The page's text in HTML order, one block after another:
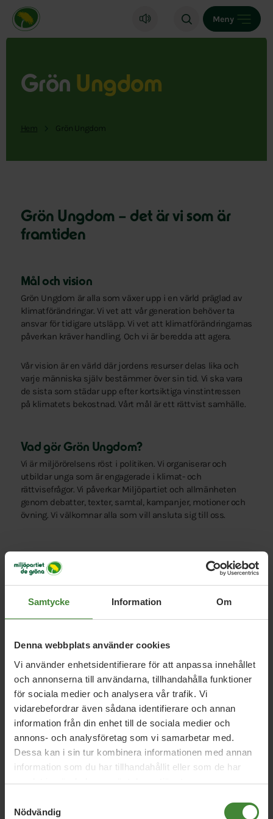
Samtycke Information Om
Denna webbplats använder cookies
Vi använder enhetsidentifierare för att anpassa innehållet
och annonserna till användarna, tillhandahålla funktioner
för sociala medier och analysera vår trafik. Vi
vidarebefordrar även sådana identifierare och annan
information från din enhet till de sociala medier och
annons- och analysföretag som vi samarbetar med.
Dessa kan i sin tur kombinera informationen med annan
information som du har tillhandahållit eller som de har
samlat in när du har använt deras tjänster.
Nödvändig
Miljöpartiet de gröna, startsida
Meny
Grön Ungdom
Hem Grön Ungdom
Grön Ungdom – det är vi som är
framtiden
Mål och vision
Grön Ungdom är alla som växer upp i en värld präglad av
klimatförändringar. Vi vet att vår generation behöver ta
ansvar för tidigare utsläpp. Vi vet att klimatförändringarnas
påverkan kräver handling. Och vi är beredda att agera.
Vår vision är en värld där jordens resurser delas lika och
varje människa själv bestämmer över sin tid. Vi ska vara
de sista som städar upp efter kortsiktiga vinstintressen
på klimatets bekostnad. Vårt mål är ett rättvist samhälle.
Vad gör Grön Ungdom?
Vi är miljörörelsens röst i politiken. Vi organiserar och
utbildar unga som är engagerade i klimat- och
rättvisefrågor. Vi påverkar Miljöpartiet och allmänheten
genom debatter, texter, samtal, kampanjer, motioner och
övning. Vi välkomnar alla som vill ansluta sig till oss.
Riksårsmötet
Riksårsmötet hålls en gång per år och är Grön Ungdoms
högsta beslutande organ. Under riksårsmötet, även kallat
RÅM, samlas ombud från lokalavdelningar och distrikt i
Vill du veta mer?
Läs om vårpolitik här.
de roligaste upplevelserna i ditt liv, träffa nya vänner,